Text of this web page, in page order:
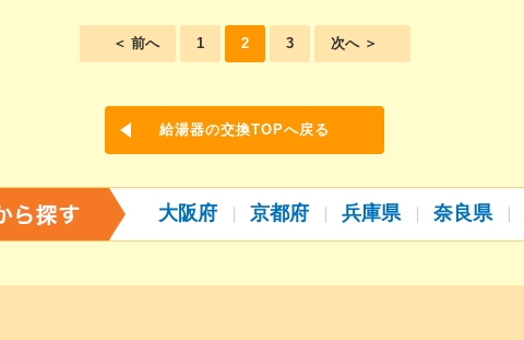
＜ 前へ 1 2 3 次へ ＞
給湯器の交換TOPへ戻る
大阪府 京都府 兵庫県 奈良県